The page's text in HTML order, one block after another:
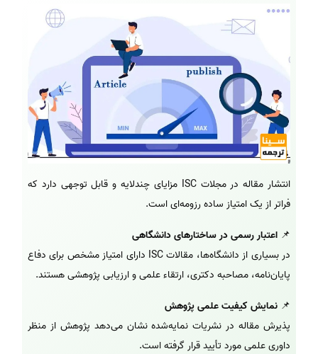
انتشار مقاله در مجلات ISC مزایای چندلایه و قابل توجهی دارد که
فراتر از یک امتیاز ساده رزومه‌ای است.
📌 اعتبار رسمی در ساختارهای دانشگاهی
در بسیاری از دانشگاه‌ها، مقالات ISC دارای امتیاز مشخص برای دفاع
پایان‌نامه، مصاحبه دکتری، ارتقاء علمی و ارزیابی پژوهشی هستند.
📌 نمایش کیفیت علمی پژوهش
پذیرش مقاله در نشریات نمایه‌شده نشان می‌دهد پژوهش از منظر
داوری علمی مورد تأیید قرار گرفته است.